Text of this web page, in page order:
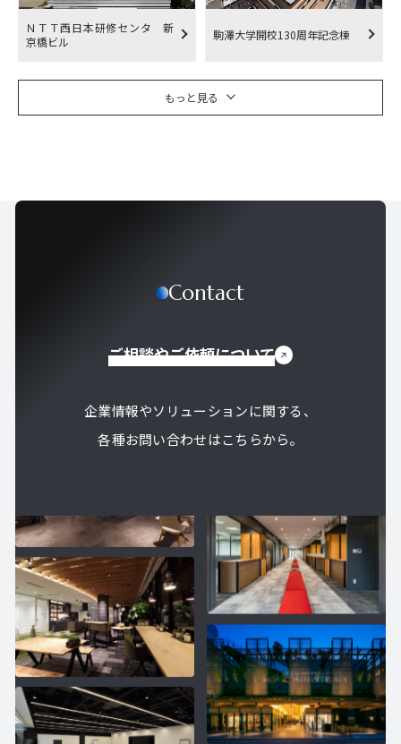
ＮＴＴ西日本研修センタ 新
京橋ビル
駒澤大学開校130周年記念棟
もっと見る
Contact
ご相談やご依頼について
企業情報やソリューションに関する、
各種お問い合わせはこちらから。